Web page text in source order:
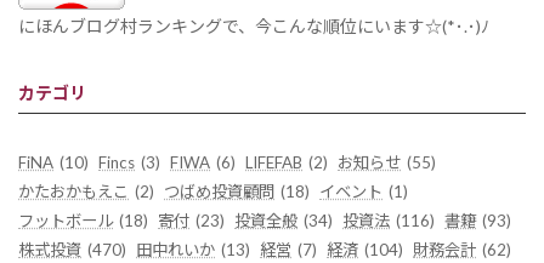
にほんブログ村ランキングで、今こんな順位にいます☆(*･.･)ﾉ
カテゴリ
FiNA (10) Fincs (3) FIWA (6) LIFEFAB (2) お知らせ (55)
かたおかもえこ (2) つばめ投資顧問 (18) イベント (1)
フットボール (18) 寄付 (23) 投資全般 (34) 投資法 (116) 書籍 (93)
株式投資 (470) 田中れいか (13) 経営 (7) 経済 (104) 財務会計 (62)